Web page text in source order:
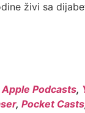
živi sa
Apple Podcasts,
,Pocket Casts